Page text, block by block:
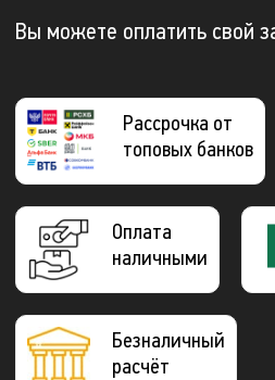
Вы можете оплатить свой
Рассрочка от
топовых банков
Оплата
наличными
Безналичный
расчёт